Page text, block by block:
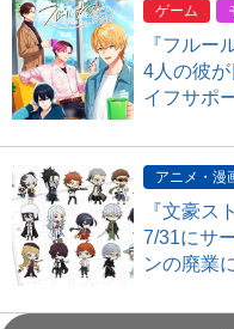
ゲーム
『フルー
4人の彼
イフサポ
アニメ・漫
『文豪ス
7/31にサ
ンの廃業